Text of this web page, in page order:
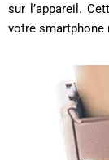
sur l’appareil.
votre smartphone